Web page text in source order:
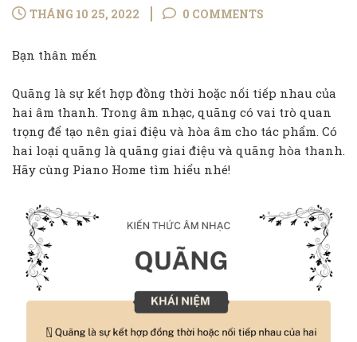
THÁNG 10 25, 2022 0 COMMENTS
Bạn thân mến
Quãng là sự kết hợp đồng thời hoặc nối tiếp nhau của
hai âm thanh. Trong âm nhạc, quãng có vai trò quan
trọng để tạo nên giai điệu và hòa âm cho tác phẩm. Có
hai loại quãng là quãng giai điệu và quãng hòa thanh.
Hãy cùng Piano Home tìm hiểu nhé!